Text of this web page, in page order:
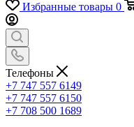
Избранные товары 0
Телефоны
+7 747 557 6149
+7 747 557 6150
+7 708 500 1689